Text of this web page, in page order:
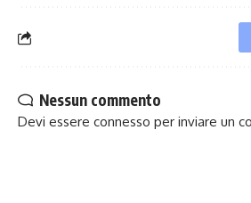
Nessun commento
Devi essere connesso per inviare un